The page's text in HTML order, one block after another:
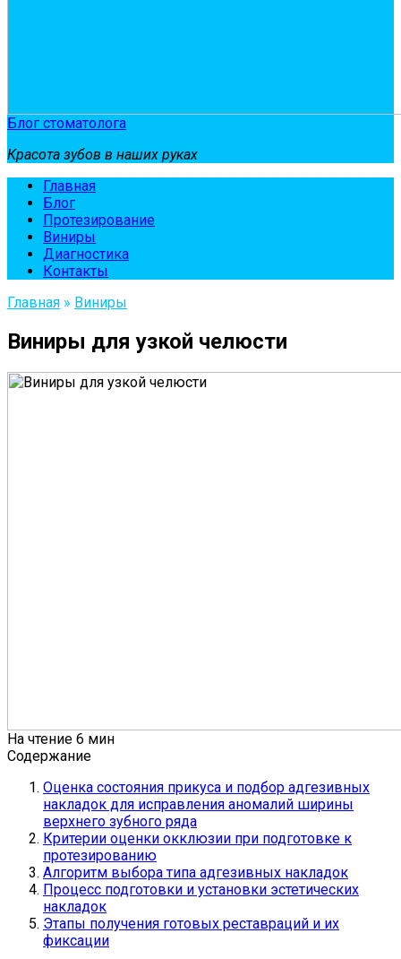
Блог стоматолога
Красота зубов в наших руках
Главная
Блог
Протезирование
Виниры
Диагностика
Контакты
Главная » Виниры
Виниры для узкой челюсти
На чтение 6 мин
Содержание
Оценка состояния прикуса и подбор адгезивных
накладок для исправления аномалий ширины
верхнего зубного ряда
Критерии оценки окклюзии при подготовке к
протезированию
Алгоритм выбора типа адгезивных накладок
Процесс подготовки и установки эстетических
накладок
Этапы получения готовых реставраций и их
фиксации